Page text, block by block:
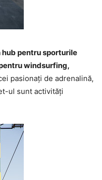
hub pentru sporturile
windsurfing,
pasionați de adrenalină,
ul sunt activități